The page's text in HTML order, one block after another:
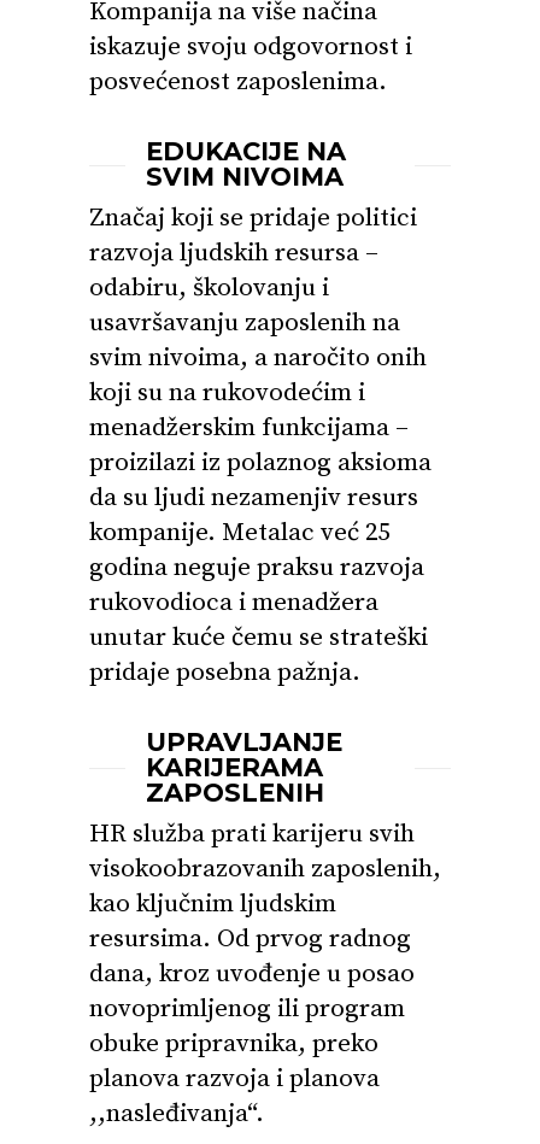
Kompanija na više načina
iskazuje svoju odgovornost i
posvećenost zaposlenima.
EDUKACIJE NA
SVIM NIVOIMA
Značaj koji se pridaje politici
razvoja ljudskih resursa –
odabiru, školovanju i
usavršavanju zaposlenih na
svim nivoima, a naročito onih
koji su na rukovodećim i
menadžerskim funkcijama –
proizilazi iz polaznog aksioma
da su ljudi nezamenjiv resurs
kompanije. Metalac već 25
godina neguje praksu razvoja
rukovodioca i menadžera
unutar kuće čemu se strateški
pridaje posebna pažnja.
UPRAVLJANJE
KARIJERAMA
ZAPOSLENIH
HR služba prati karijeru svih
visokoobrazovanih zaposlenih,
kao ključnim ljudskim
resursima. Od prvog radnog
dana, kroz uvođenje u posao
novoprimljenog ili program
obuke pripravnika, preko
planova razvoja i planova
,,nasleđivanja“.